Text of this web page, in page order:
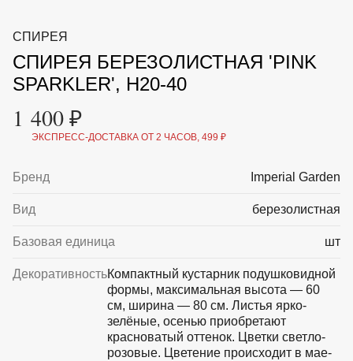
МАЛАЯ МЕХАНИЗАЦИЯ
ОТПУГИВАТЕЛИ ОТ ПТИЦ, НАСЕКОМЫХ И
ГРЫЗУНОВ
САДОВАЯ ОДЕЖДА И ОБУВЬ
САДОВЫЙ ИНСТРУМЕНТ
СРЕДСТВА ЗАЩИТЫ РАСТЕНИЙ И УДОБРЕНИЯ
ТОВАРЫ ДЛЯ БАНЬ И САУН
ТОВАРЫ ДЛЯ ТУРИЗМА И ПИКНИКА
ТОВАРЫ И АПТЕКА ДЛЯ ПРУДА
Sale Новинки
УХОД
+7 (495) 197 87
87
СПИРЕЯ
СПИРЕЯ БЕРЕЗОЛИСТНАЯ 'PINK
SPARKLER', H20-40
1 400 ₽
ЭКСПРЕСС-ДОСТАВКА ОТ 2 ЧАСОВ, 499 ₽
Бренд Imperial Garden
Вид березолистная
Базовая единица шт
ДекоративностьКомпактный кустарник подушковидной
формы, максимальная высота — 60
см, ширина — 80 см. Листья ярко-
зелёные, осенью приобретают
красноватый оттенок. Цветки светло-
розовые. Цветение происходит в мае-